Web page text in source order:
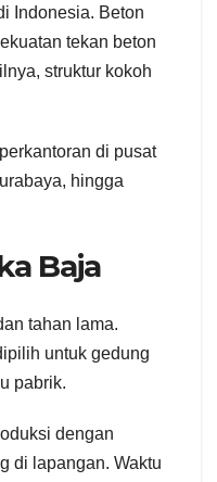
Indonesia. Beton
tekan beton
struktur kokoh
di pusat
hingga
Baja
tahan lama.
untuk gedung
pabrik.
dengan
di lapangan. Waktu